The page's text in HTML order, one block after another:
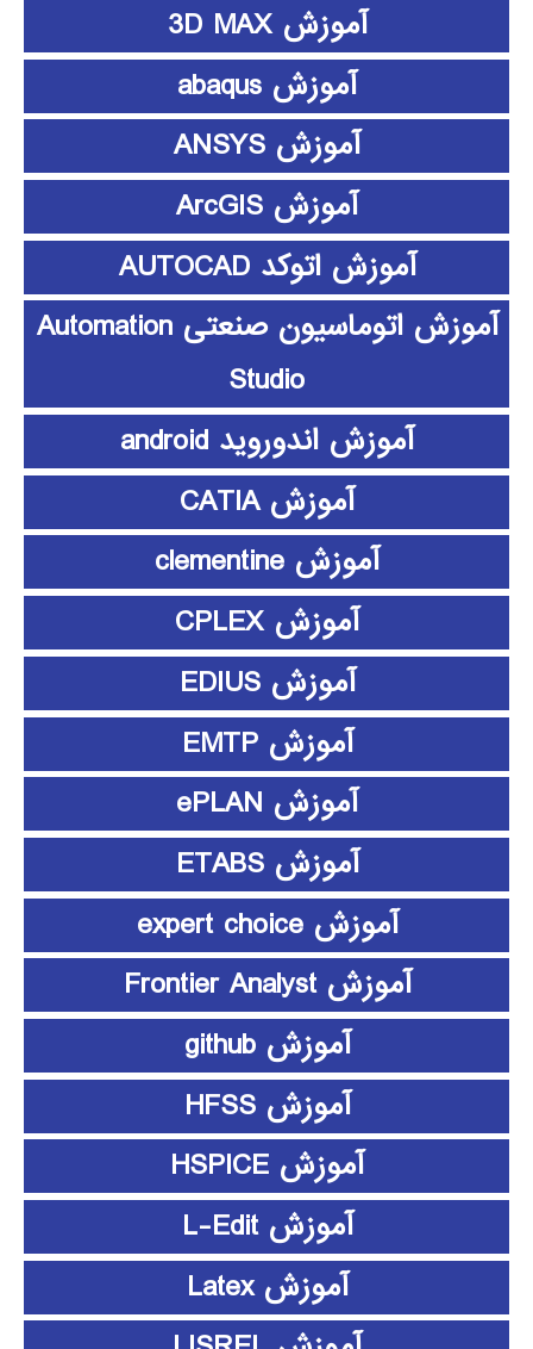
آموزش 3D MAX
آموزش abaqus
آموزش ANSYS
آموزش ArcGIS
آموزش اتوکد AUTOCAD
آموزش اتوماسیون صنعتی Automation
Studio
آموزش اندوروید android
آموزش CATIA
آموزش clementine
آموزش CPLEX
آموزش EDIUS
آموزش EMTP
آموزش ePLAN
آموزش ETABS
آموزش expert choice
آموزش Frontier Analyst
آموزش github
آموزش HFSS
آموزش HSPICE
آموزش L-Edit
آموزش Latex